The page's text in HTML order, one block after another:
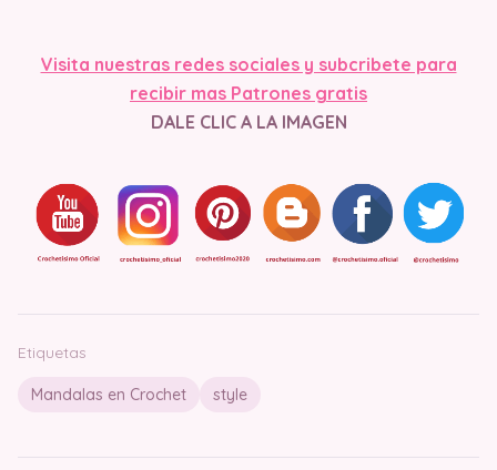
Visita nuestras redes sociales y subcribete para
recibir mas Patrones gratis
DALE CLIC A LA IMAGEN
Etiquetas
Mandalas en Crochet style